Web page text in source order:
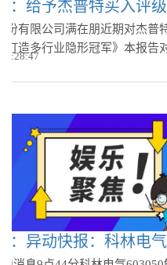
：给予杰普特买入评
份有限公司满在朋近期对杰普
打造多行业隐形冠军》本报告
：异动快报：科林电